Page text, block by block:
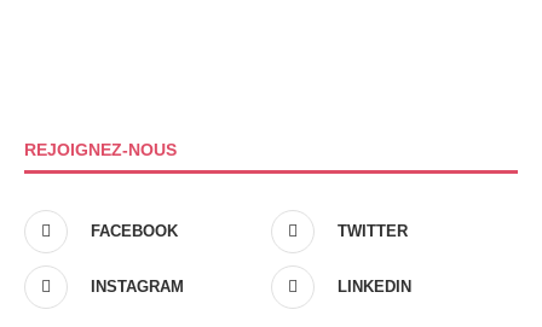
REJOIGNEZ-NOUS
FACEBOOK TWITTER
INSTAGRAM LINKEDIN